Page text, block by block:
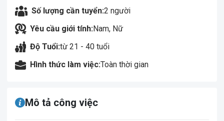
Số lượng cần tuyển:2 người
Yêu cầu giới tính:Nam, Nữ
Độ Tuổi:từ 21 - 40 tuổi
Hình thức làm việc:Toàn thời gian
Mô tả công việc